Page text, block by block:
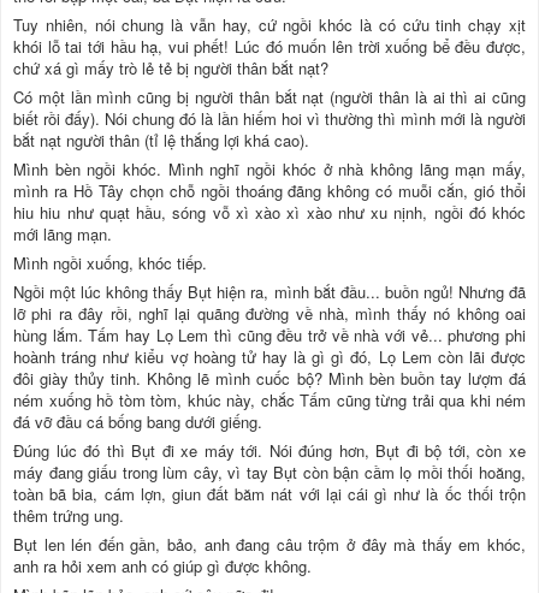
Tuy nhiên, nói chung là vẫn hay, cứ ngồi khóc là có cứu tinh chạy xịt
khói lỗ tai tới hầu hạ, vui phết! Lúc đó muốn lên trời xuống bể đều được,
chứ xá gì mấy trò lẻ tẻ bị người thân bắt nạt?
Có một lần mình cũng bị người thân bắt nạt (người thân là ai thì ai cũng
biết rồi đấy). Nói chung đó là lần hiếm hoi vì thường thì mình mới là người
bắt nạt người thân (tỉ lệ thắng lợi khá cao).
Mình bèn ngồi khóc. Mình nghĩ ngồi khóc ở nhà không lãng mạn mấy,
mình ra Hồ Tây chọn chỗ ngồi thoáng đãng không có muỗi cắn, gió thổi
hiu hiu như quạt hầu, sóng vỗ xì xào xì xào như xu nịnh, ngồi đó khóc
mới lãng mạn.
Mình ngồi xuống, khóc tiếp.
Ngồi một lúc không thấy Bụt hiện ra, mình bắt đầu... buồn ngủ! Nhưng đã
lỡ phi ra đây rồi, nghĩ lại quãng đường về nhà, mình thấy nó không oai
hùng lắm. Tấm hay Lọ Lem thì cũng đều trở về nhà với vẻ... phương phi
hoành tráng như kiểu vợ hoàng tử hay là gì gì đó, Lọ Lem còn lãi được
đôi giày thủy tinh. Không lẽ mình cuốc bộ? Mình bèn buồn tay lượm đá
ném xuống hồ tòm tòm, khúc này, chắc Tấm cũng từng trải qua khi ném
đá vỡ đầu cá bống bang dưới giếng.
Đúng lúc đó thì Bụt đi xe máy tới. Nói đúng hơn, Bụt đi bộ tới, còn xe
máy đang giấu trong lùm cây, vì tay Bụt còn bận cầm lọ mồi thối hoăng,
toàn bã bia, cám lợn, giun đất băm nát với lại cái gì như là ốc thối trộn
thêm trứng ung.
Bụt len lén đến gần, bảo, anh đang câu trộm ở đây mà thấy em khóc,
anh ra hỏi xem anh có giúp gì được không.